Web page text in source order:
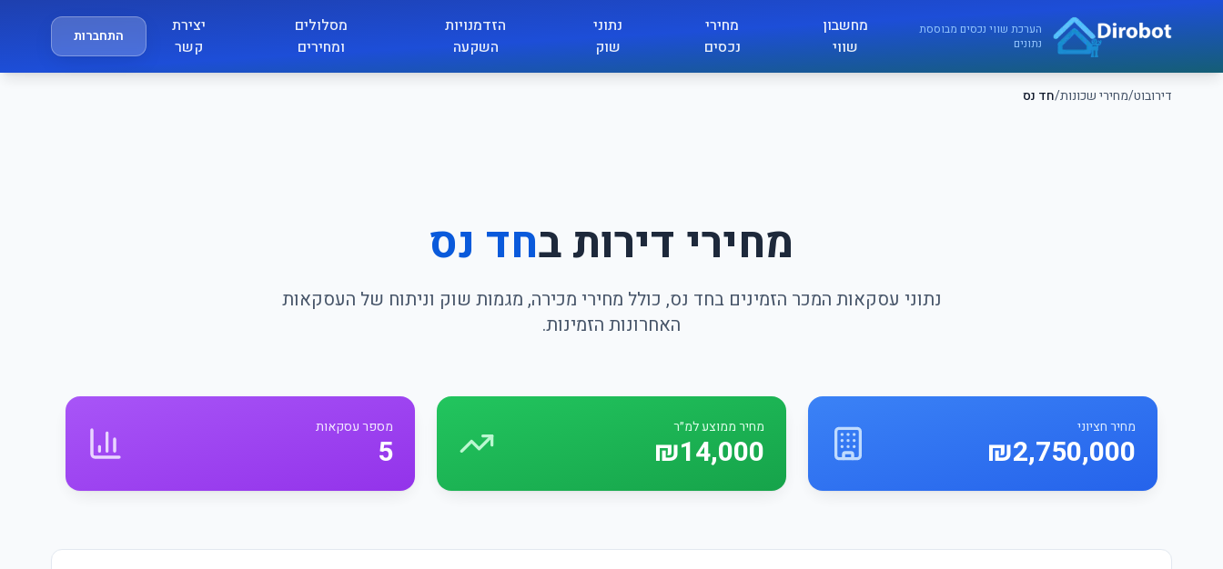
דירובוט/מחירי שכונות/חד נס
דירובוט
הערכת שווי נכסים מבוססת
נתונים
מחשבון
שווי
מחירי
נכסים
נתוני
שוק
הזדמנויות
השקעה
מסלולים
ומחירים
יצירת
קשר
התחברות
מחירי דירות בחד נס
נתוני עסקאות המכר הזמינים בחד נס, כולל מחירי מכירה, מגמות שוק וניתוח של העסקאות
האחרונות הזמינות.
מחיר חציוני
₪2,750,000
מחיר ממוצע למ״ר
₪14,000
מספר עסקאות
5